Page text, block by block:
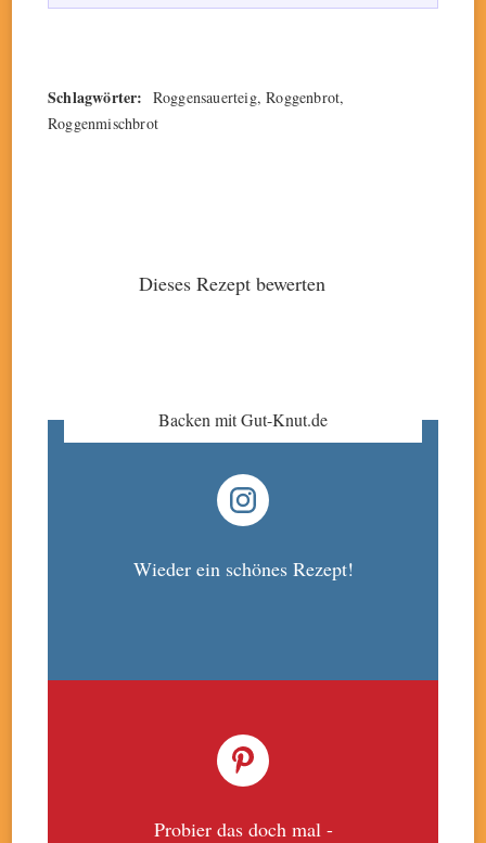
Schlagwörter: Roggensauerteig, Roggenbrot,
Roggenmischbrot
Dieses Rezept bewerten
Backen mit Gut-Knut.de
Wieder ein schönes Rezept!
Probier das doch mal -